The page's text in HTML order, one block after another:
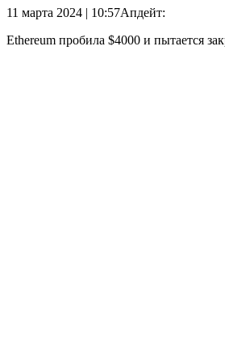
11 марта 2024 | 10:57Апдейт:
Ethereum пробила $4000 и пытается